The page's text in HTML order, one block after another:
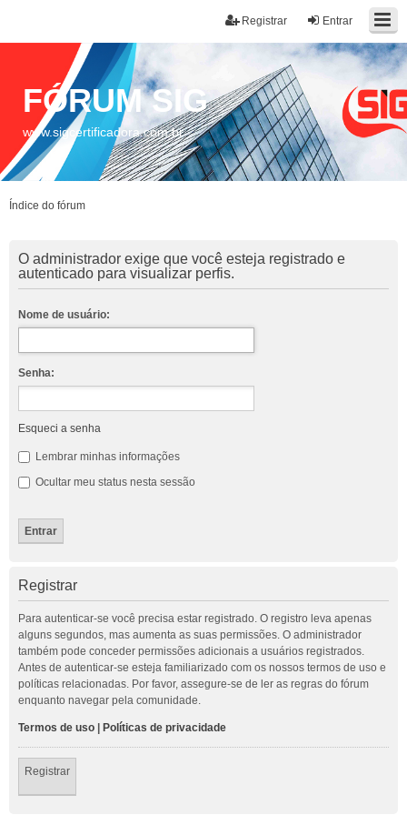
Entrar
Registrar
FÓRUM SIG
www.sigcertificadora.com.br
Índice do fórum
O administrador exige que você esteja registrado e
autenticado para visualizar perfis.
Nome de usuário:
Senha:
Esqueci a senha
Lembrar minhas informações
Ocultar meu status nesta sessão
Registrar
Para autenticar-se você precisa estar registrado. O registro leva apenas
alguns segundos, mas aumenta as suas permissões. O administrador
também pode conceder permissões adicionais a usuários registrados.
Antes de autenticar-se esteja familiarizado com os nossos termos de uso e
políticas relacionadas. Por favor, assegure-se de ler as regras do fórum
enquanto navegar pela comunidade.
Termos de uso Políticas de privacidade
Registrar